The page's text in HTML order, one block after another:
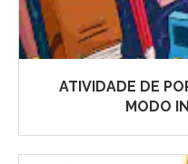
ATIVIDADE DE
MODO